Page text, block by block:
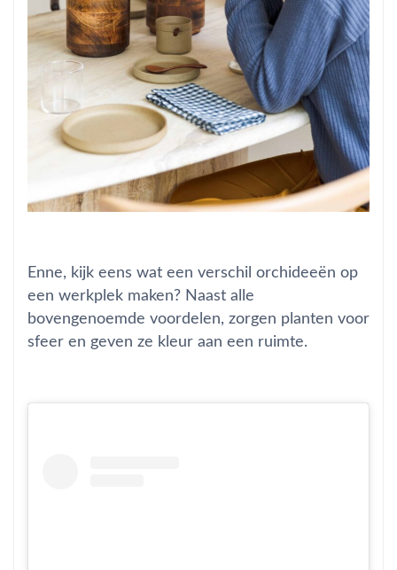
Enne, kijk eens wat een verschil orchideeën op
een werkplek maken? Naast alle
bovengenoemde voordelen, zorgen planten voor
sfeer en geven ze kleur aan een ruimte.